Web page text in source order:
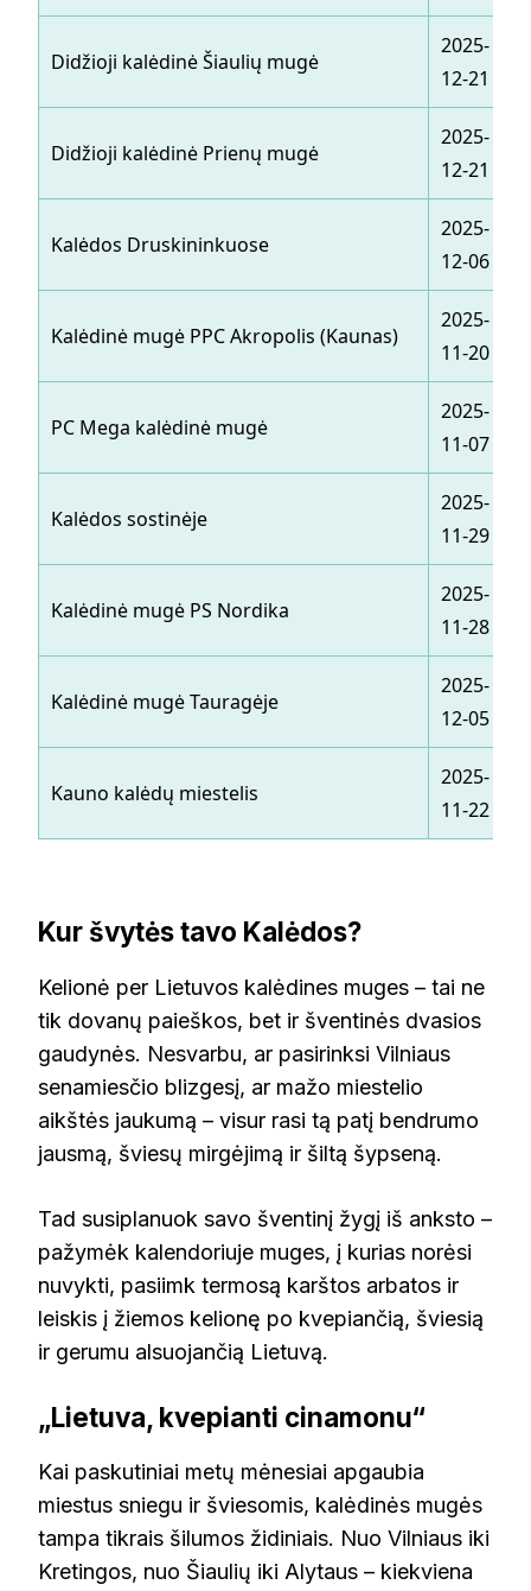
Didžioji kalėdinė Šiaulių mugė
2025-
12-21
Didžioji kalėdinė Prienų mugė
2025-
12-21
Kalėdos Druskininkuose
2025-
12-06
Kalėdinė mugė PPC Akropolis (Kaunas)
2025-
11-20
PC Mega kalėdinė mugė
2025-
11-07
Kalėdos sostinėje
2025-
11-29
Kalėdinė mugė PS Nordika
2025-
11-28
Kalėdinė mugė Tauragėje
2025-
12-05
Kauno kalėdų miestelis
2025-
11-22
Kur švytės tavo Kalėdos?
Kelionė per Lietuvos kalėdines muges – tai ne
tik dovanų paieškos, bet ir šventinės dvasios
gaudynės. Nesvarbu, ar pasirinksi Vilniaus
senamiesčio blizgesį, ar mažo miestelio
aikštės jaukumą – visur rasi tą patį bendrumo
jausmą, šviesų mirgėjimą ir šiltą šypseną.
Tad susiplanuok savo šventinį žygį iš anksto –
pažymėk kalendoriuje muges, į kurias norėsi
nuvykti, pasiimk termosą karštos arbatos ir
leiskis į žiemos kelionę po kvepiančią, šviesią
ir gerumu alsuojančią Lietuvą.
„Lietuva, kvepianti cinamonu“
Kai paskutiniai metų mėnesiai apgaubia
miestus sniegu ir šviesomis, kalėdinės mugės
tampa tikrais šilumos židiniais. Nuo Vilniaus iki
Kretingos, nuo Šiaulių iki Alytaus – kiekviena